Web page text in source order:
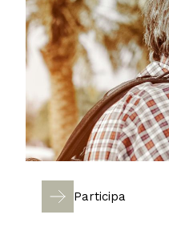
Participa